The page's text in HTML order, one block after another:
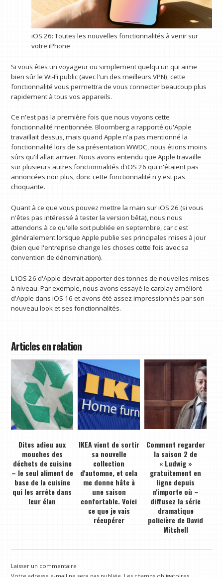
iOS 26: Toutes les nouvelles fonctionnalités à venir sur
votre iPhone
Si vous êtes un voyageur ou simplement quelqu'un qui aime
bien sûr le Wi-Fi public (avec l'un des meilleurs VPN), cette
fonctionnalité vous permettra de vous connecter beaucoup plus
rapidement à tous vos appareils.
Ce n'est pas la première fois que nous voyons cette
fonctionnalité mentionnée. Bloomberg a rapporté qu'Apple
travaillait dessus, mais quand Apple n'a pas mentionné la
fonctionnalité lors de sa présentation WWDC, nous étions moins
sûrs qu'il allait arriver. Nous avons entendu que Apple travaille
sur plusieurs autres fonctionnalités d'iOS 26 qui n'étaient pas
annoncées non plus, donc cette fonctionnalité n'y est pas
choquante.
Quant à ce que vous pouvez mettre la main sur iOS 26 (si vous
n'êtes pas intéressé à tester la version bêta), nous nous
attendons à ce qu'elle soit publiée en septembre, car c'est
généralement lorsque Apple publie ses principales mises à jour
(bien que l'entreprise change les choses cette fois avec sa
convention de dénomination).
L'iOS 26 d'Apple devrait apporter des tonnes de nouvelles mises
à niveau. Par exemple, nous avons essayé le carplay amélioré
d'Apple dans iOS 16 et avons été assez impressionnés par son
nouveau look et ses fonctionnalités.
Articles en relation
Dites adieu aux
mouches des
déchets de cuisine
– le seul aliment de
base de la cuisine
qui les arrête dans
leur élan
IKEA vient de sortir
sa nouvelle
collection
d'automne, et cela
me donne hâte à
une saison
confortable. Voici
ce que je vais
récupérer
Comment regarder
la saison 2 de
« Ludwig »
gratuitement en
ligne depuis
n'importe où –
diffusez la série
dramatique
policière de David
Mitchell
Laisser un commentaire